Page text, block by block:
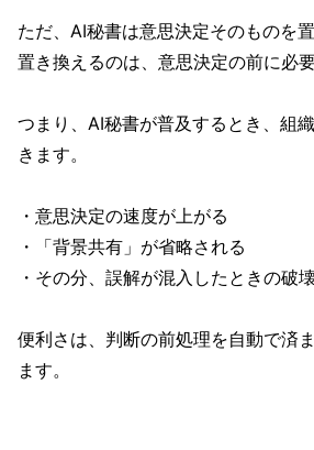
ただ、AI秘書は意思決定そのものを置
置き換えるのは、意思決定の前に必
つまり、AI秘書が普及するとき、組
きます。
・意思決定の速度が上がる
・「背景共有」が省略される
・その分、誤解が混入したときの破
便利さは、判断の前処理を自動で済
ます。